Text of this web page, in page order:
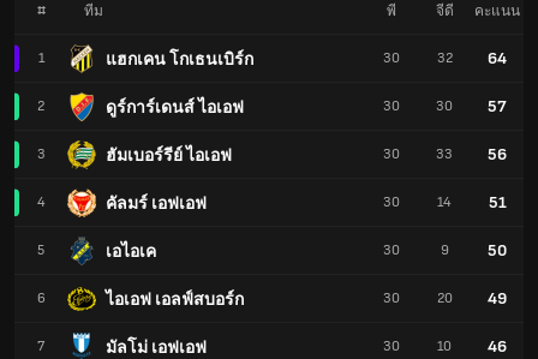
# ทีม
1 แฮกเคน โกเธนเบิร์ก
2 ดูร์การ์เดนส์ ไอเอฟ
3 ฮัมเบอร์รีย์ ไอเอฟ
4 คัลมร์ เอฟเอฟ
5 เอไอเค
6 ไอเอฟ เอลฟ์สบอร์ก
7 มัลโม่ เอฟเอฟ
พี จีดี คะแนน
30 32 64
30 30 57
30 33 56
30 14 51
30 9 50
30 20 49
30 10 46